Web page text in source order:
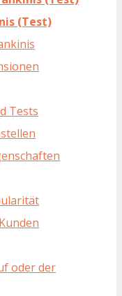
(Test)
Tests
oder der